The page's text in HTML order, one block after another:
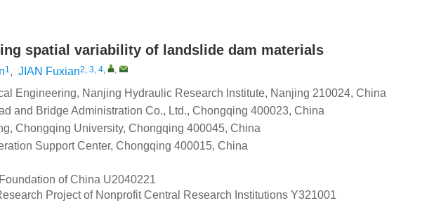
spatial variability of landslide dam materials
1, JIAN Fuxian2, 3, 4, ,
Engineering, Nanjing Hydraulic Research Institute, Nanjing 210024, China
and Bridge Administration Co., Ltd., Chongqing 400023, China
Chongqing University, Chongqing 400045, China
Support Center, Chongqing 400015, China
of China U2040221
Project of Nonprofit Central Research Institutions Y321001